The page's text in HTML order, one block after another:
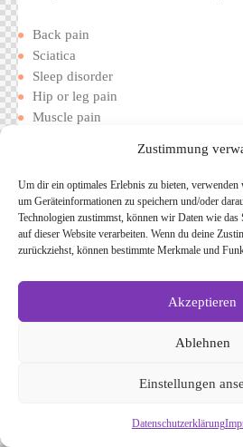
Zustimmung
Um dir ein optimales Erlebnis zu bieten,
um Geräteinformationen zu speichern und/oder
Technologien zustimmst, können wir Daten wie
auf dieser Website verarbeiten. Wenn du deine
zurückziehst, können bestimmte Merkmale und
Akzeptieren
Ablehnen
Einstellungen
Datenschutzerklärung
Back pain
Sciatica
Sleep disorder
Hip or leg pain
Muscle pain
LEARN MORE